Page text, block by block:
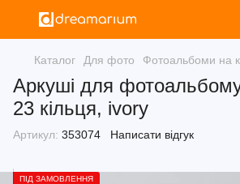
Каталог Для фото Фотоальбоми на
Аркуші для
23 кільця, ivory
Артикул: 353074 Написати відгук
ПІД ЗАМОВЛЕННЯ